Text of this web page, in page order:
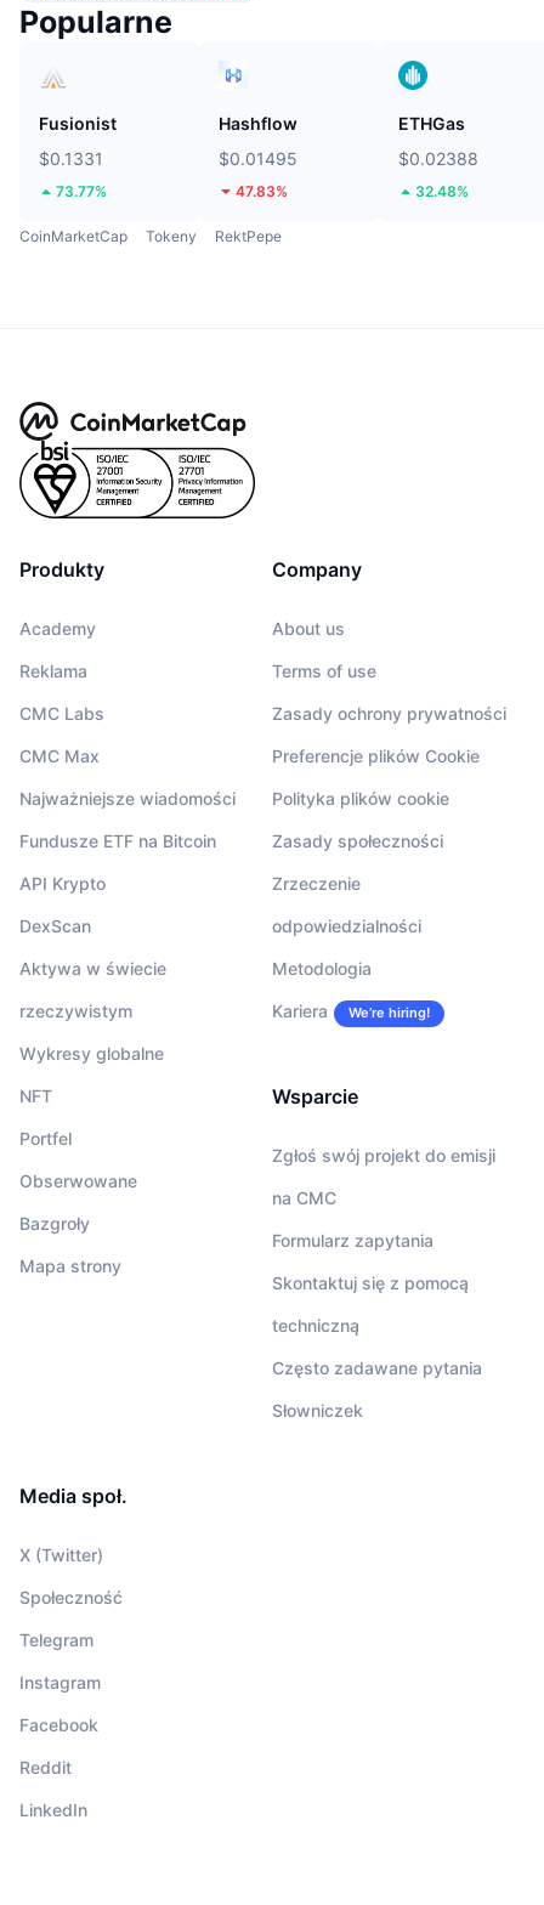
Popularne
Fusionist
$0.1331
73.77%
Hashflow
$0.01495
47.83%
ETHGas
$0.02388
32.48%
CoinMarketCap Tokeny RektPepe
Produkty
Academy
Reklama
CMC Labs
CMC Max
Najważniejsze wiadomości
Fundusze ETF na Bitcoin
API Krypto
DexScan
Aktywa w świecie
rzeczywistym
Wykresy globalne
NFT
Portfel
Obserwowane
Bazgroły
Mapa strony
Company
About us
Terms of use
Zasady ochrony prywatności
Preferencje plików Cookie
Polityka plików cookie
Zasady społeczności
Zrzeczenie
odpowiedzialności
Metodologia
Kariera We’re hiring!
Wsparcie
Zgłoś swój projekt do emisji
na CMC
Formularz zapytania
Skontaktuj się z pomocą
techniczną
Często zadawane pytania
Słowniczek
Media społ.
X (Twitter)
Społeczność
Telegram
Instagram
Facebook
Reddit
LinkedIn